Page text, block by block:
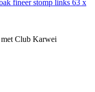
fineer stomp links 63 x
Club Karwei